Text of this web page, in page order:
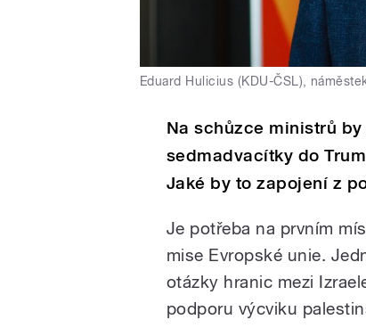
Eduard Hulicius (KDU-ČSL),
Na schůzce ministrů
sedmadvacítky do
Jaké by to zapojení z
Je potřeba na prvním
mise Evropské unie.
otázky hranic mezi
podporu výcviku